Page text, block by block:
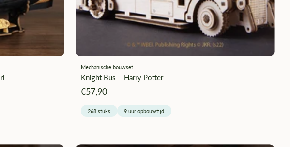
Mechanische bouwset
Knight Bus – Harry Potter
Angebotspreis
€57,90
268 stuks 9 uur opbouwtijd